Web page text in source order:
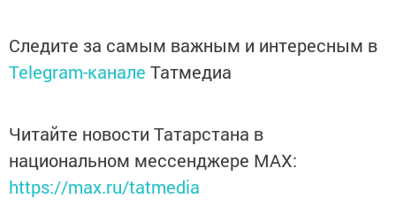
Следите за самым важным и интересным в
Telegram-канале Татмедиа
Читайте новости Татарстана в
национальном мессенджере MАХ:
https://max.ru/tatmedia